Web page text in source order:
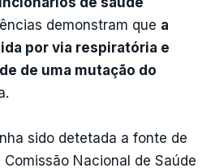
demonstram que a
por via respiratória e
de uma mutação do
sido detetada a fonte de
Nacional de Saúde